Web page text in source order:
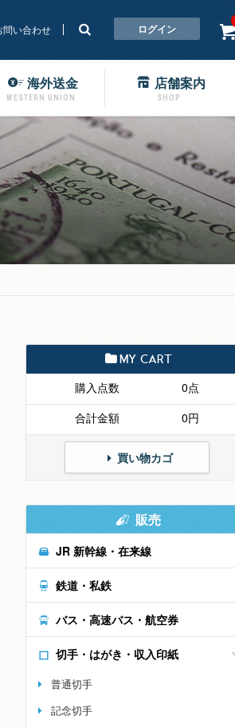
問い合わせ ログイン
海外送金
WESTERN UNION
店舗案内
SHOP
MY CART
購入点数
0点
合計金額
0円
買い物カゴ
販売
JR 新幹線・在来線
鉄道・私鉄
バス・高速バス・航空券
切手・はがき・収入印紙
普通切手
記念切手